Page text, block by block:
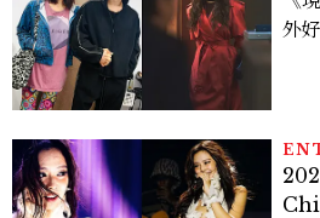
外
看